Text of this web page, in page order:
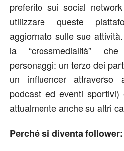
preferito sui social
utilizzare queste
aggiornato sulle sue
la “crossmedialità”
personaggi: un terzo dei
un influencer attraverso
podcast ed eventi
attualmente anche su altri
Perché si diventa